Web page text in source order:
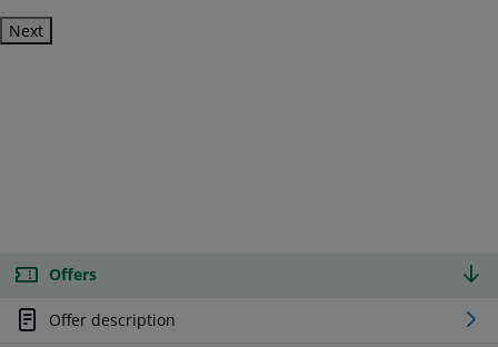
Next
Offers
Offer description